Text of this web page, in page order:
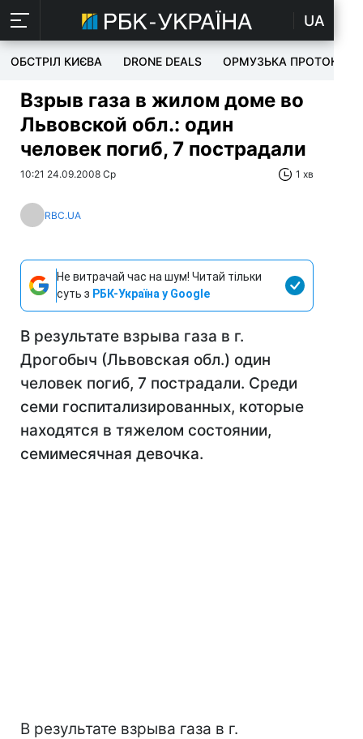
UA
ОБСТРІЛ КИЄВА DRONE DEALS ОРМУЗЬКА ПРОТОКА
Взрыв газа в жилом доме во
Львовской обл.: один
человек погиб, 7 пострадали
10:21 24.09.2008 Ср 1 хв
RBC.UA
Не витрачай час на шум! Читай тільки
суть з РБК-Україна у Google
В результате взрыва газа в г.
Дрогобыч (Львовская обл.) один
человек погиб, 7 пострадали. Среди
семи госпитализированных, которые
находятся в тяжелом состоянии,
семимесячная девочка.
В результате взрыва газа в г.